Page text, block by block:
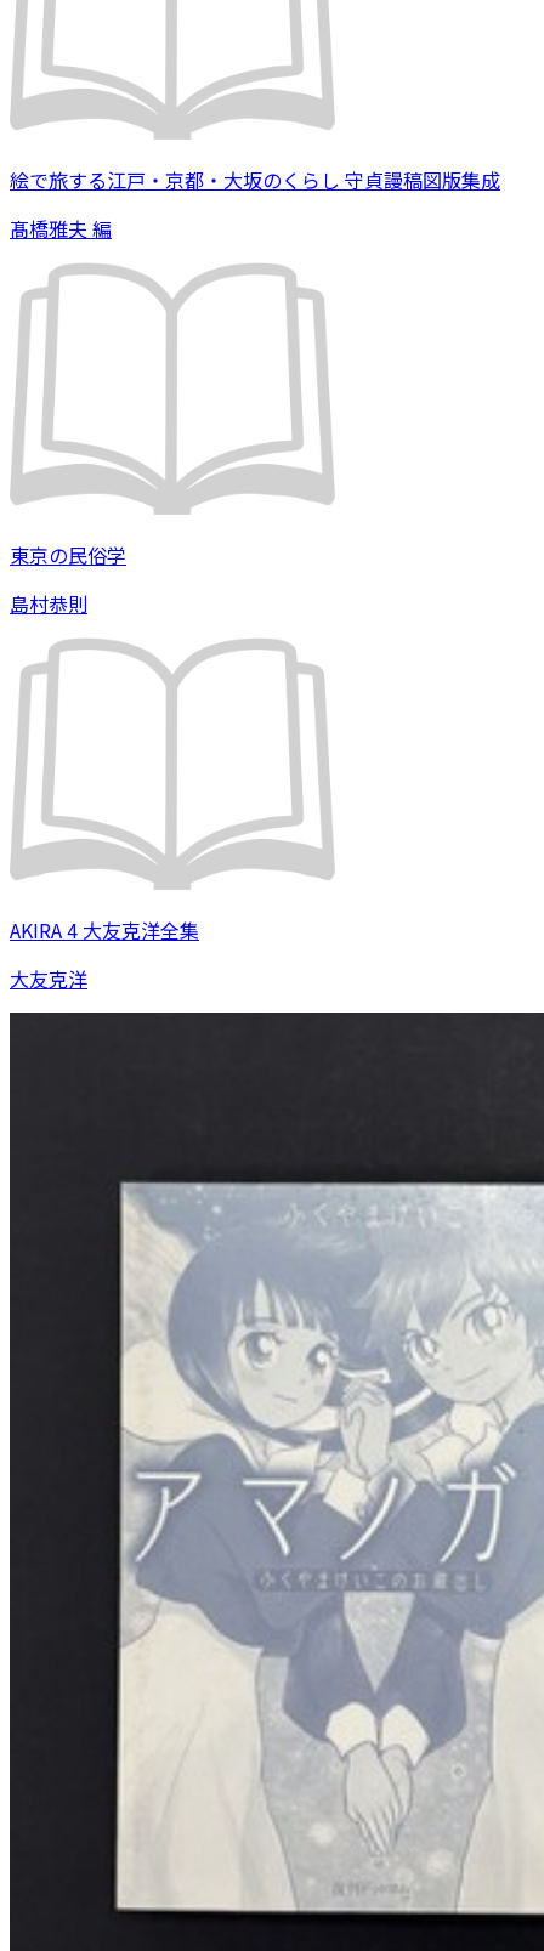
絵で旅する江戸・京都・大坂のくらし 守貞謾稿図版集成
髙橋雅夫 編
東京の民俗学
島村恭則
AKIRA 4 大友克洋全集
大友克洋